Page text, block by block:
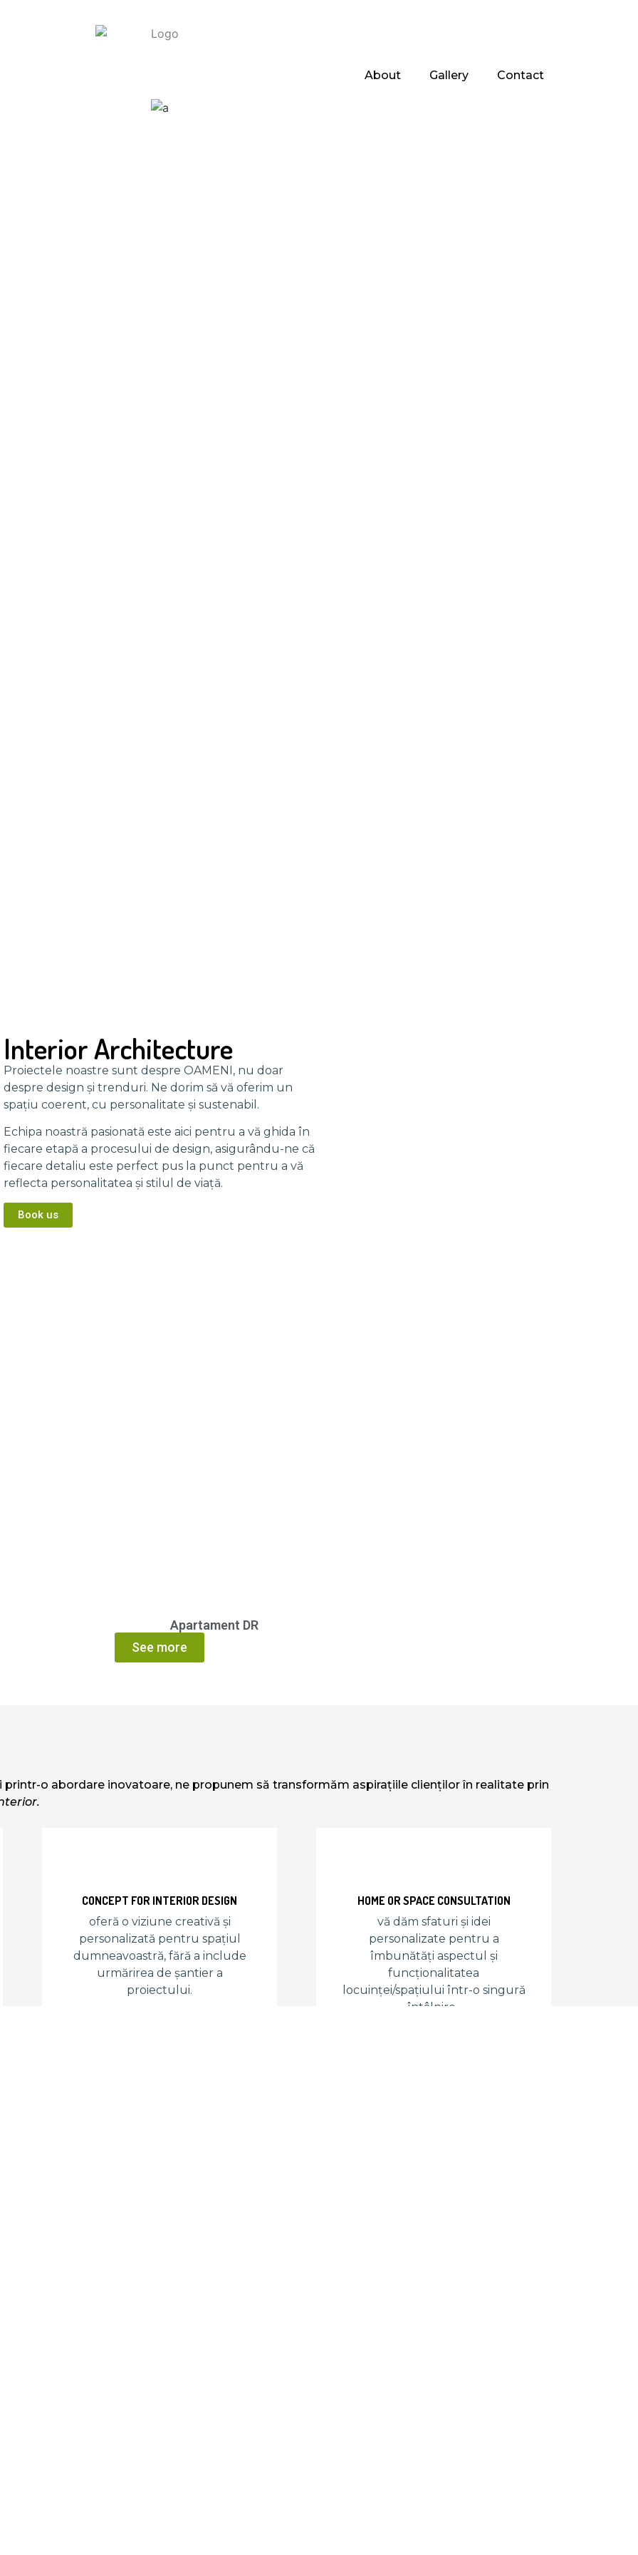
About Gallery Contact
Interior Architecture
Proiectele noastre sunt despre OAMENI, nu doar
despre design și trenduri. Ne dorim să vă oferim un
spațiu coerent, cu personalitate și sustenabil.
Echipa noastră pasionată este aici pentru a vă ghida în
fiecare etapă a procesului de design, asigurându-ne că
fiecare detaliu este perfect pus la punct pentru a vă
reflecta personalitatea și stilul de viață.
Book us
Apartament DR
See more
o abordare inovatoare, ne propunem să transformăm aspirațiile clienților în realitate prin
CONCEPT FOR INTERIOR DESIGN
oferă o viziune creativă și
personalizată pentru spațiul
dumneavoastră, fără a include
urmărirea de șantier a
proiectului.
HOME OR SPACE CONSULTATION
vă dăm sfaturi și idei
personalizate pentru a
îmbunătăți aspectul și
funcționalitatea
locuinței/spațiului într-o singură
întâlnire.